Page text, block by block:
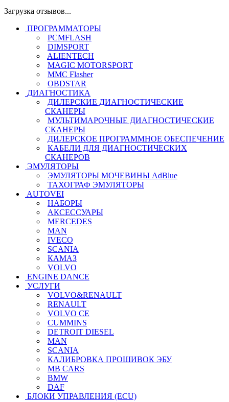
Загрузка отзывов...
ПРОГРАММАТОРЫ
PCMFLASH
DIMSPORT
ALIENTECH
MAGIC MOTORSPORT
MMC Flasher
OBDSTAR
ДИАГНОСТИКА
ДИЛЕРСКИЕ ДИАГНОСТИЧЕСКИЕ
СКАНЕРЫ
МУЛЬТИМАРОЧНЫЕ ДИАГНОСТИЧЕСКИЕ
СКАНЕРЫ
ДИЛЕРСКОЕ ПРОГРАММНОЕ ОБЕСПЕЧЕНИЕ
КАБЕЛИ ДЛЯ ДИАГНОСТИЧЕСКИХ
СКАНЕРОВ
ЭМУЛЯТОРЫ
ЭМУЛЯТОРЫ МОЧЕВИНЫ АdBlue
ТАХОГРАФ ЭМУЛЯТОРЫ
AUTOVEI
НАБОРЫ
АКСЕССУАРЫ
MERCEDES
MAN
IVECO
SCANIA
КАМАЗ
VOLVO
ENGINE DANCE
УСЛУГИ
VOLVO&RENAULT
RENAULT
VOLVO CE
CUMMINS
DETROIT DIESEL
MAN
SCANIA
КАЛИБРОВКА ПРОШИВОК ЭБУ
MB CARS
BMW
DAF
БЛОКИ УПРАВЛЕНИЯ (ECU)